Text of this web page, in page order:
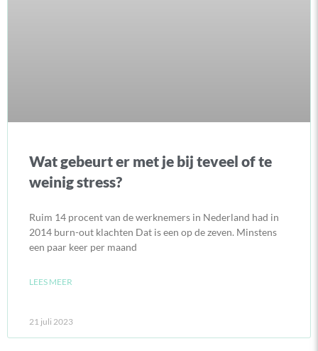
Wat gebeurt er met je bij teveel of te
weinig stress?
Ruim 14 procent van de werknemers in Nederland had in
2014 burn-out klachten Dat is een op de zeven. Minstens
een paar keer per maand
LEES MEER
21 juli 2023